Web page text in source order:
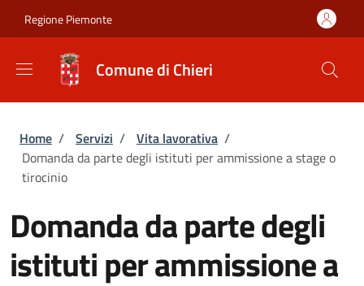
Regione Piemonte
Comune di Chieri
Briciole di pane
Home / Servizi / Vita lavorativa /
Domanda da parte degli istituti per ammissione a stage o
tirocinio
Domanda da parte degli
istituti per ammissione a